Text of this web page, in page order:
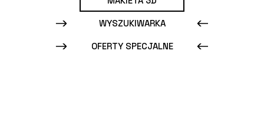
WYSZUKIWARKA
OFERTY SPECJALNE